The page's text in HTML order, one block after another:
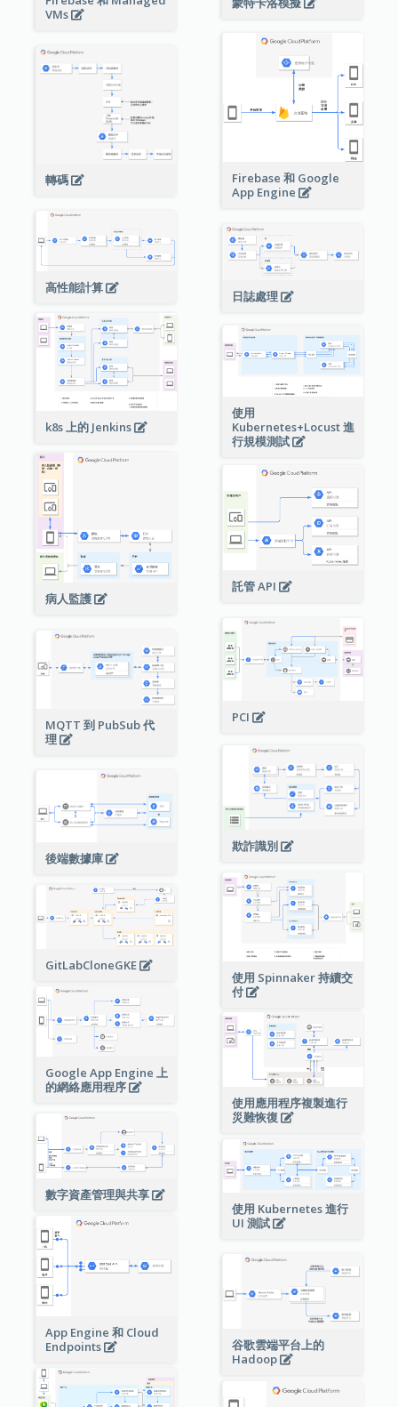
VMs
Firebase 和 Google
App Engine
轉碼
高性能計算
日誌處理
k8s 上的 Jenkins
使用
Kubernetes+Locust 進
行規模測試
病人監護
託管 API
PCI
MQTT 到 PubSub 代
理
欺詐識別
後端數據庫
使用 Spinnaker 持續交
付
GitLabCloneGKE
Google App Engine 上
的網絡應用程序
使用應用程序複製進行
災難恢復
數字資產管理與共享
使用 Kubernetes 進行
UI 測試
App Engine 和 Cloud
Endpoints
谷歌雲端平台上的
Hadoop